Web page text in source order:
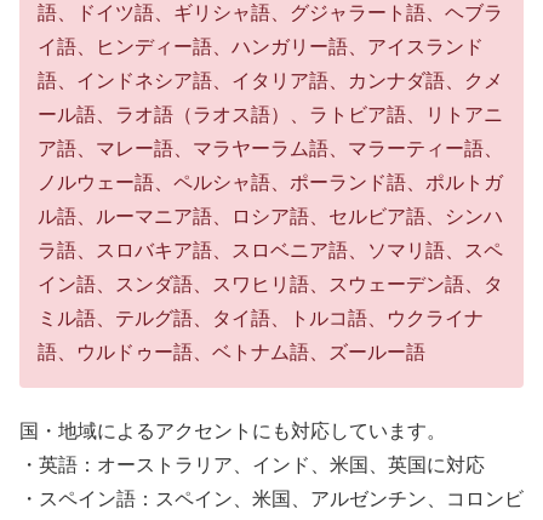
語、ドイツ語、ギリシャ語、グジャラート語、ヘブラ
イ語、ヒンディー語、ハンガリー語、アイスランド
語、インドネシア語、イタリア語、カンナダ語、クメ
ール語、ラオ語（ラオス語）、ラトビア語、リトアニ
ア語、マレー語、マラヤーラム語、マラーティー語、
ノルウェー語、ペルシャ語、ポーランド語、ポルトガ
ル語、ルーマニア語、ロシア語、セルビア語、シンハ
ラ語、スロバキア語、スロベニア語、ソマリ語、スペ
イン語、スンダ語、スワヒリ語、スウェーデン語、タ
ミル語、テルグ語、タイ語、トルコ語、ウクライナ
語、ウルドゥー語、ベトナム語、ズールー語
国・地域によるアクセントにも対応しています。
・英語：オーストラリア、インド、米国、英国に対応
・スペイン語：スペイン、米国、アルゼンチン、コロンビ